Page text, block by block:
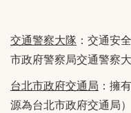
交通警察大隊 ：交通安
市政府警察局交通警察大
台北市政府交通局 ：擁
源為台北市政府交通局）